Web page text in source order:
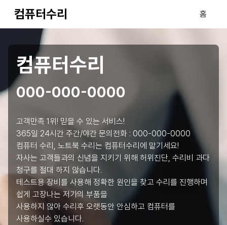
컴퓨터수리 홈
컴퓨터수리
000-000-0000
고객만족 1위! 믿을 수 있는 서비스!
365일 24시간 주간/야간 문의전화 : 000-000-0000
컴퓨터 수리, 노트북 수리는 컴퓨터수리에 맡기세요!
자사는 고객들과의 신념을 지키기 위해 허위진단, 수리비 과다
청구를 절대 하지 않습니다.
테스트용 장비를 사용해 정확한 원인을 찾고 수리를 진행하며
쉽게 고장나는 저가의 부품을
사용하지 않아 수리후 오랫동안 안심하고 컴퓨터를
사용하실수 있습니다.